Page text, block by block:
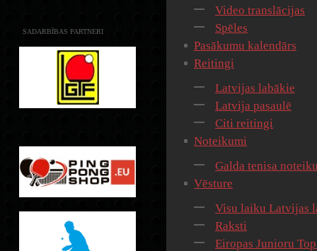
SADARBĪBAS PARTNERI
Video translācijas
Spēles
Pasākumu kalendārs
Reitingi
Latvijas labākie
Latvija pasaulē
Citi reitingi
Noteikumi
Galda tenisa
Vēsture
Visu laiku Latvijas
Raksti
Eiropas Junioru